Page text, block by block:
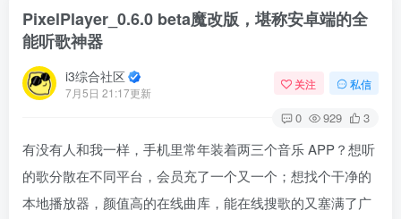
PixelPlayer_0.6.0 beta魔改版，堪称安卓端的全
能听歌神器
i3综合社区
7月5日 21:17更新
关注 私信
0 929 3
有没有人和我一样，手机里常年装着两三个音乐 APP？想听
的歌分散在不同平台，会员充了一个又一个；想找个干净的
本地播放器，颜值高的在线曲库，能在线搜歌的又塞满了广